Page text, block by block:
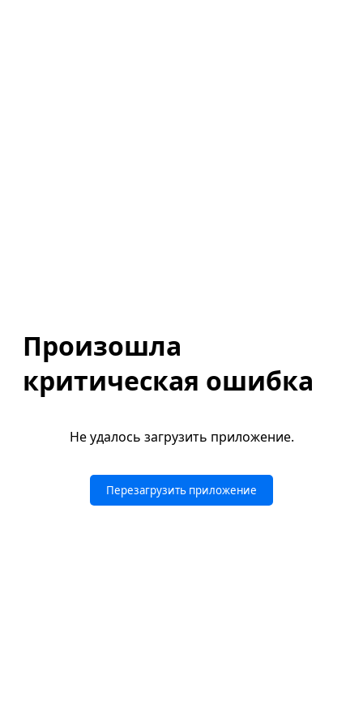
Произошла
критическая ошибка
Не удалось загрузить приложение.
Перезагрузить приложение